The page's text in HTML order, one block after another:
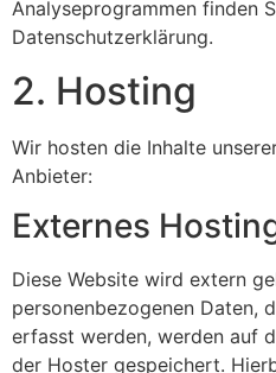
Analyseprogrammen finden
Datenschutzerklärung.
2. Hosting
Wir hosten die Inhalte
Anbieter:
Externes
Diese Website wird extern
personenbezogenen Daten,
erfasst werden, werden auf
der Hoster gespeichert.